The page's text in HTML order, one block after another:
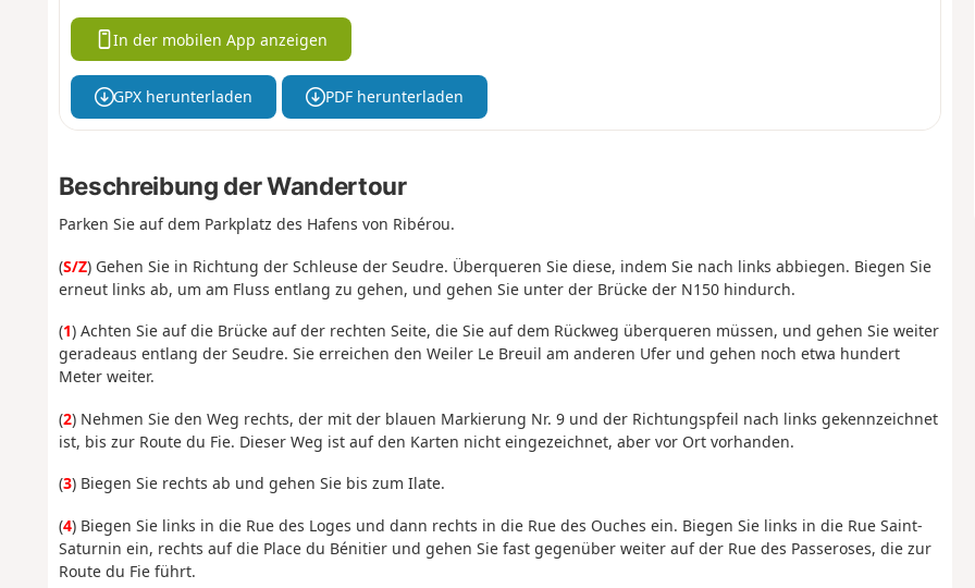
In der mobilen App anzeigen
GPX herunterladen PDF herunterladen
Beschreibung der Wandertour
Parken Sie auf dem Parkplatz des Hafens von Ribérou.
(S/Z) Gehen Sie in Richtung der Schleuse der Seudre. Überqueren Sie diese, indem Sie nach links abbiegen. Biegen Sie
erneut links ab, um am Fluss entlang zu gehen, und gehen Sie unter der Brücke der N150 hindurch.
(1) Achten Sie auf die Brücke auf der rechten Seite, die Sie auf dem Rückweg überqueren müssen, und gehen Sie weiter
geradeaus entlang der Seudre. Sie erreichen den Weiler Le Breuil am anderen Ufer und gehen noch etwa hundert
Meter weiter.
(2) Nehmen Sie den Weg rechts, der mit der blauen Markierung Nr. 9 und der Richtungspfeil nach links gekennzeichnet
ist, bis zur Route du Fie. Dieser Weg ist auf den Karten nicht eingezeichnet, aber vor Ort vorhanden.
(3) Biegen Sie rechts ab und gehen Sie bis zum Ilate.
(4) Biegen Sie links in die Rue des Loges und dann rechts in die Rue des Ouches ein. Biegen Sie links in die Rue Saint-
Saturnin ein, rechts auf die Place du Bénitier und gehen Sie fast gegenüber weiter auf der Rue des Passeroses, die zur
Route du Fie führt.